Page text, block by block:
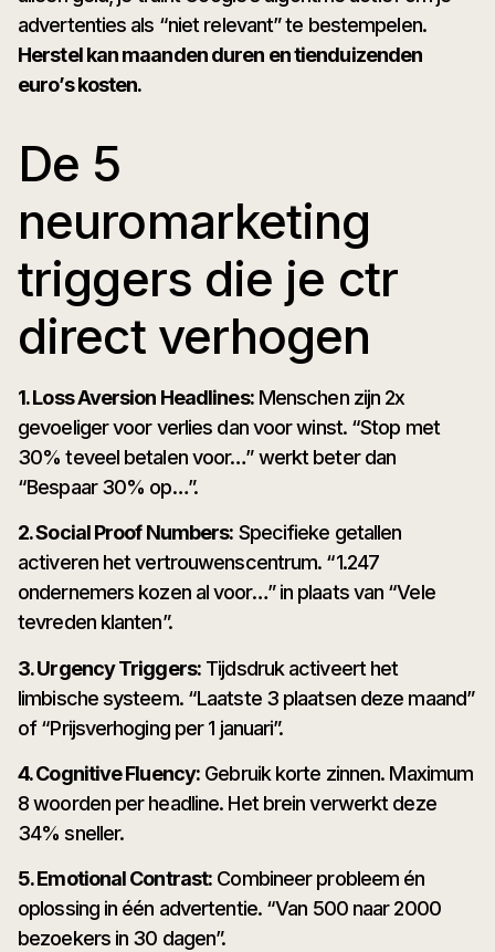
advertenties als “niet relevant” te bestempelen.
Herstel kan maanden duren en tienduizenden
euro’s kosten.
De 5
neuromarketing
triggers die je ctr
direct verhogen
1. Loss Aversion Headlines:Menschen zijn 2x
gevoeliger voor verlies dan voor winst. “Stop met
30% teveel betalen voor…” werkt beter dan
“Bespaar 30% op…”.
2. Social Proof Numbers: Specifieke getallen
activeren het vertrouwenscentrum. “1.247
ondernemers kozen al voor…” in plaats van “Vele
tevreden klanten”.
3. Urgency Triggers: Tijdsdruk activeert het
limbische systeem. “Laatste 3 plaatsen deze maand”
of “Prijsverhoging per 1 januari”.
4. Cognitive Fluency: Gebruik korte zinnen. Maximum
8 woorden per headline. Het brein verwerkt deze
34% sneller.
5. Emotional Contrast: Combineer probleem én
oplossing in één advertentie. “Van 500 naar 2000
bezoekers in 30 dagen”.